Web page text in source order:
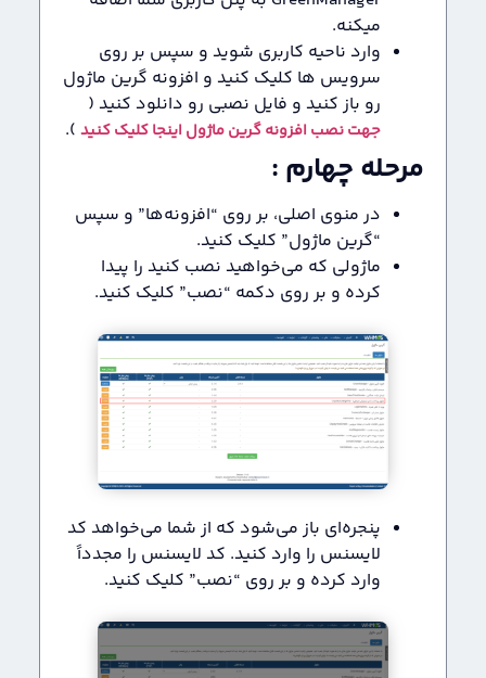
میکنه.
وارد ناحیه کاربری شوید و سپس بر روی
سرویس ها کلیک کنید و افزونه گرین ماژول
رو باز کنید و فایل نصبی رو دانلود کنید (
جهت نصب افزونه گرین ماژول اینجا کلیک کنید).
مرحله چهارم :
در منوی اصلی، بر روی “افزونه‌ها” و سپس
“گرین ماژول” کلیک کنید.
ماژولی که می‌خواهید نصب کنید را پیدا
کرده و بر روی دکمه “نصب” کلیک کنید.
پنجره‌ای باز می‌شود که از شما می‌خواهد کد
لایسنس را وارد کنید. کد لایسنس را مجدداً
وارد کرده و بر روی “نصب” کلیک کنید.